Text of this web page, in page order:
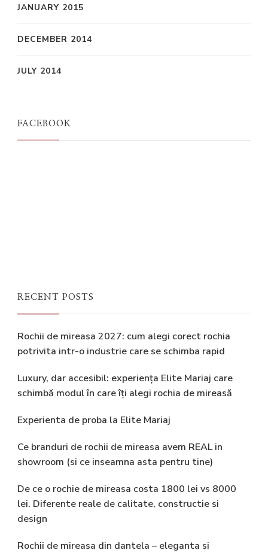
JANUARY 2015
DECEMBER 2014
JULY 2014
FACEBOOK
RECENT POSTS
Rochii de mireasa 2027: cum alegi corect rochia
potrivita intr-o industrie care se schimba rapid
Luxury, dar accesibil: experiența Elite Mariaj care
schimbă modul în care îți alegi rochia de mireasă
Experienta de proba la Elite Mariaj
Ce branduri de rochii de mireasa avem REAL in
showroom (si ce inseamna asta pentru tine)
De ce o rochie de mireasa costa 1800 lei vs 8000
lei. Diferente reale de calitate, constructie si
design
Rochii de mireasa din dantela – eleganta si